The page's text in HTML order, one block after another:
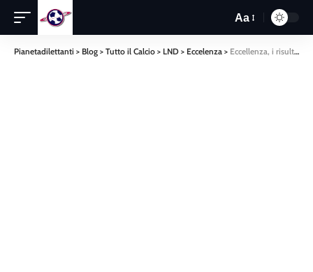
Aa
Pianetadilettanti > Blog > Tutto il Calcio > LND > Eccelenza > Eccellenza, i risultati finali delle seconda giornata